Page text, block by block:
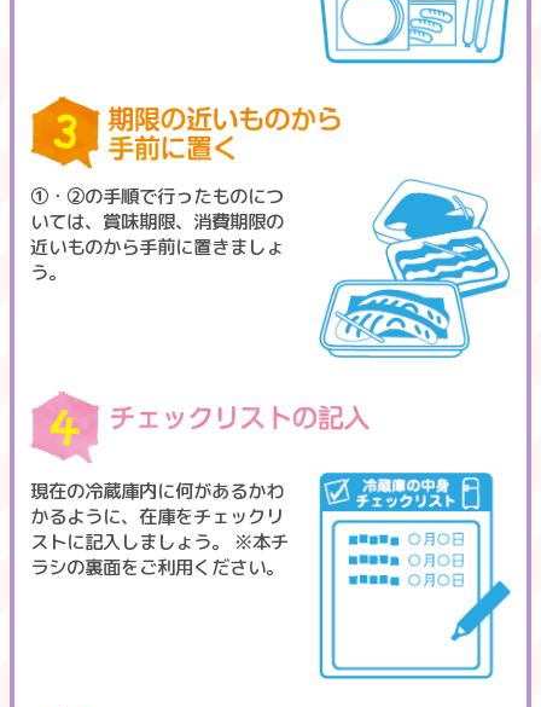
①・②の手順で行ったものにつ
いては、賞味期限、消費期限の
近いものから手前に置きましょ
う。
現在の冷蔵庫内に何があるかわ
かるように、在庫をチェックリ
ストに記入しましょう。 ※本チ
ラシの裏面をご利用ください。